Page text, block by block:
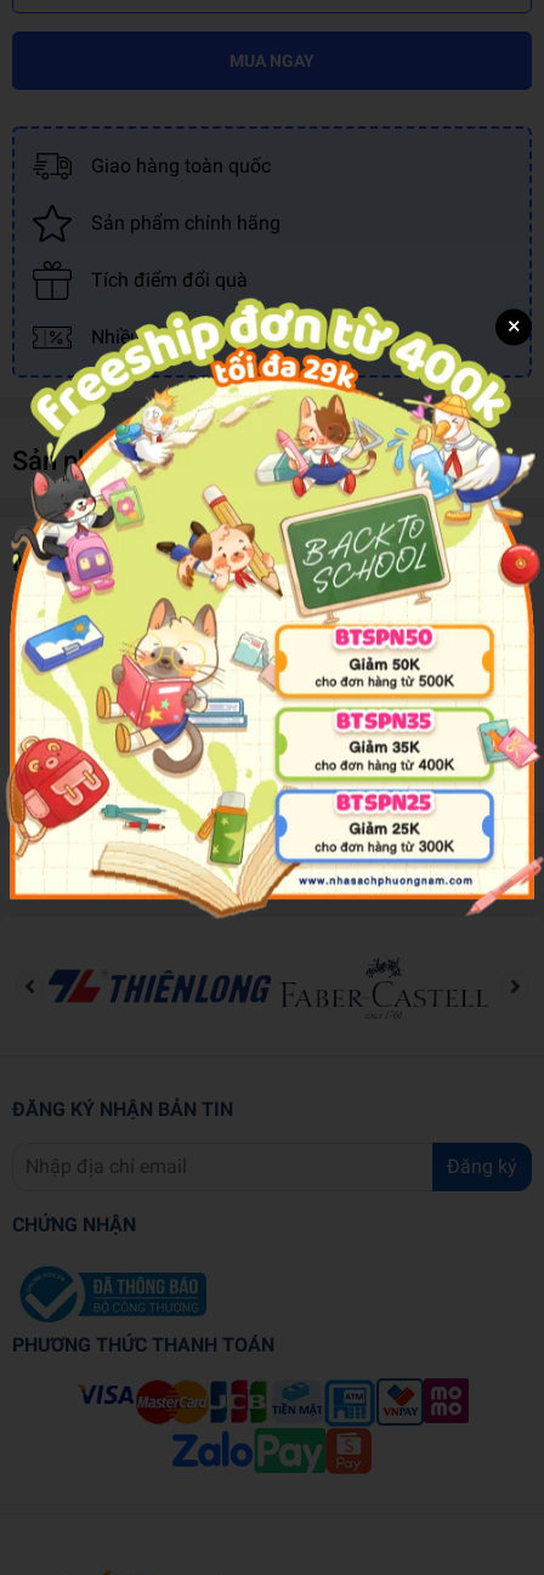
MUA NGAY
Giao hàng toàn quốc
Sản phẩm chính hãng
Tích điểm đổi quà
Nhiều khuyến mãi, ưu đãi
Sản phẩm cùng loại
Mô tả sản phẩm
Lift the little windows inside the book and discover lots of
interesting facts about the animals of the Poles, their
environment and why they are in danger. Then play with the
memo cards and train your memory! An educational game-
book dedicated to the Planet's endangered species that
stimulates curiosity and learning.
Đánh giá sản phẩm
ĐĂNG KÝ NHẬN BẢN TIN
Đăng ký
CHỨNG NHẬN
PHƯƠNG THỨC THANH TOÁN
×